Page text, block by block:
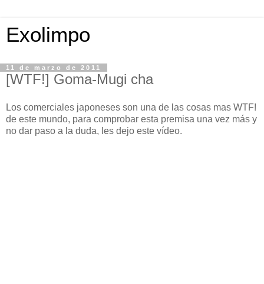
Exolimpo
11 de marzo de 2011
[WTF!] Goma-Mugi cha
Los comerciales japoneses son una de las cosas mas WTF!
de este mundo, para comprobar esta premisa una vez más y
no dar paso a la duda, les dejo este vídeo.